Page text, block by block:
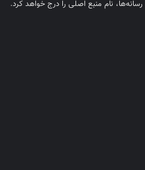
نام منبع اصلی را درج خواهد کرد.